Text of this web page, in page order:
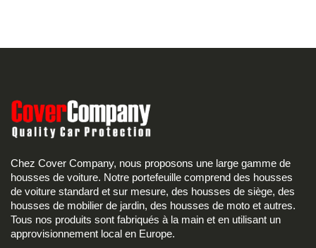
Chez Cover Company, nous proposons une large gamme de
housses de voiture. Notre portefeuille comprend des housses
de voiture standard et sur mesure, des housses de siège, des
housses de mobilier de jardin, des housses de moto et autres.
Tous nos produits sont fabriqués à la main et en utilisant un
approvisionnement local en Europe.